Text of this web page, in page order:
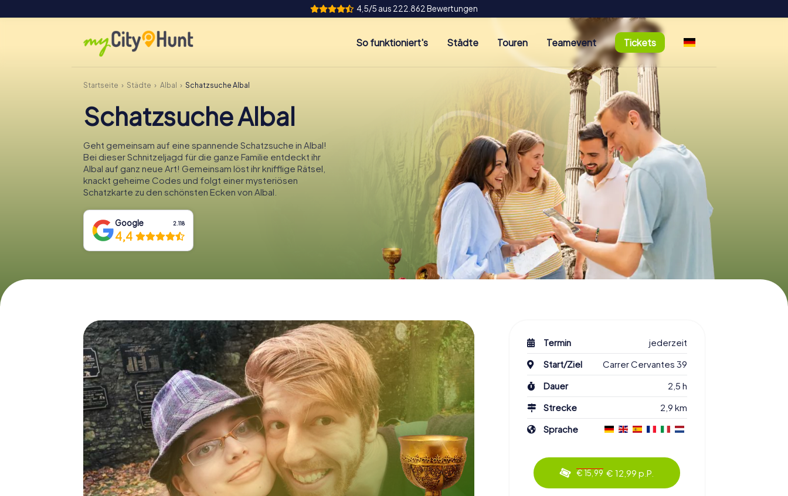
4,5/5 aus 222.862 Bewertungen
So funktioniert's Städte Touren Teamevent Tickets
Startseite Städte Albal Schatzsuche Albal
Schatzsuche Albal
Geht gemeinsam auf eine spannende Schatzsuche in Albal!
Bei dieser Schnitzeljagd für die ganze Familie entdeckt ihr
Albal auf ganz neue Art! Gemeinsam löst ihr knifflige Rätsel,
knackt geheime Codes und folgt einer mysteriösen
Schatzkarte zu den schönsten Ecken von Albal.
Google 2.118
4,4
Termin
jederzeit
Start/Ziel
Carrer Cervantes 39
Dauer
2,5 h
Strecke
2,9 km
Sprache
€ 15,99 € 12,99 p.P.